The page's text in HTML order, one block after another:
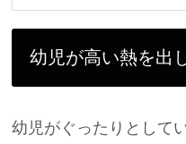
幼児が高い熱を出
幼児がぐったりとして